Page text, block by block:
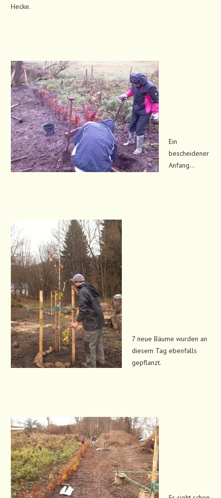
Hecke.
Ein
bescheidener
Anfang…
7 neue Bäume wurden an
diesem Tag ebenfalls
gepflanzt.